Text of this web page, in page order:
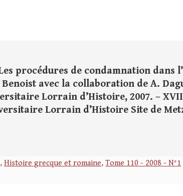
procédures de condamnation dans
avec la collaboration de A.
Lorrain d’Histoire, 2007. –
Lorrain d’Histoire Site de
, Histoire grecque et romaine, Tome 110 - 2008 - N°1